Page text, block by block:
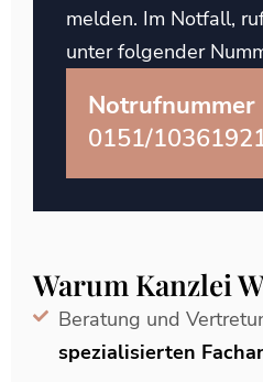
Warum Kanzlei
Beratung und
spezialisierten
melden. Im Notfall,
unter folgender
Notrufnummer
0151/